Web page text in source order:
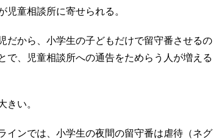
児童相談所に寄せられる。
から、小学生の子どもだけで留守番させるの
で、児童相談所への通告をためらう人が増える
きい。
ンでは、小学生の夜間の留守番は虐待（ネグ